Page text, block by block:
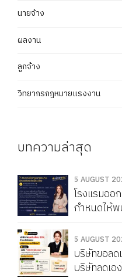
นายจ้าง
ผลงาน
ลูกจ้าง
วิทยากรกฎหมายแรงงาน
บทความล่าสุด
5 AUGUST
โรงแรมออ
กำหนดให้พ
Service
5 AUGUST
บริษัทขอลด
บริษัทลดเอ